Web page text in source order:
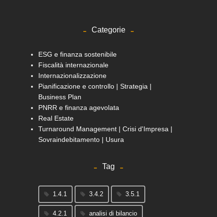
Categorie
ESG e finanza sostenibile
Fiscalità internazionale
Internazionalizzazione
Pianificazione e controllo | Strategia |
Business Plan
PNRR e finanza agevolata
Real Estate
Turnaround Management | Crisi d'Impresa |
Sovraindebitamento | Usura
Tag
1.4.1 3.4.2 3.5.1
4.2.1 analisi di bilancio